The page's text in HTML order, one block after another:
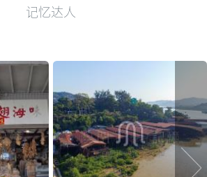
记忆达人